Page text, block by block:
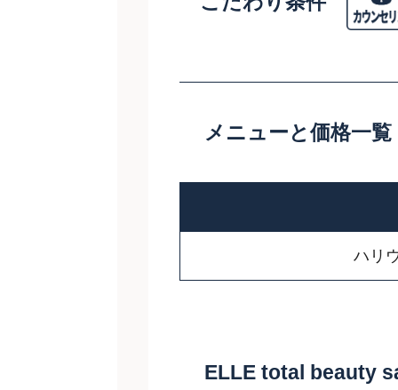
メニューと価格一覧
ハリ
ELLE total beauty